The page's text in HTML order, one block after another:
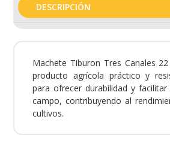
DESCRIPCIÓN
Machete Tiburon Tres Canales
producto agrícola práctico y
para ofrecer durabilidad y
campo, contribuyendo al
cultivos.